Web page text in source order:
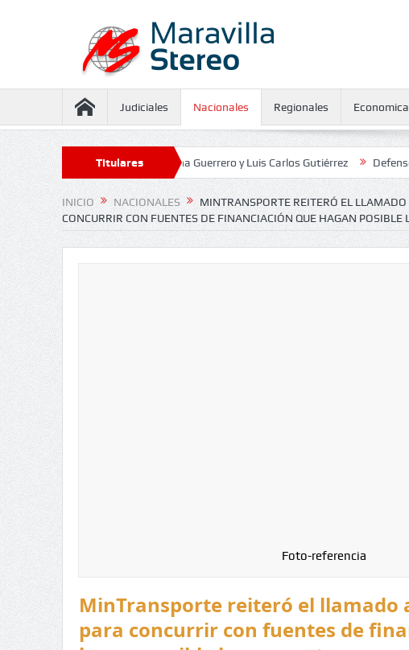
Judiciales Nacionales Regionales Economica
Titulares
contra Juliana Guerrero y Luis Carlos Gutiérrez Defensoría
INICIO NACIONALES
MINTRANSPORTE REITERÓ EL
CONCURRIR CON FUENTES DE FINANCIACIÓN QUE HAGAN POSIBLE
Foto-referencia
MinTransporte reiteró el llamado
para concurrir con fuentes de